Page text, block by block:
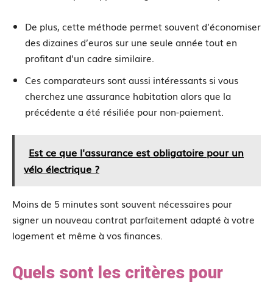
De plus, cette méthode permet souvent d’économiser
des dizaines d’euros sur une seule année tout en
profitant d’un cadre similaire.
Ces comparateurs sont aussi intéressants si vous
cherchez une assurance habitation alors que la
précédente a été résiliée pour non-paiement.
Est ce que l'assurance est obligatoire pour un
vélo électrique ?
Moins de 5 minutes sont souvent nécessaires pour
signer un nouveau contrat parfaitement adapté à votre
logement et même à vos finances.
Quels sont les critères pour